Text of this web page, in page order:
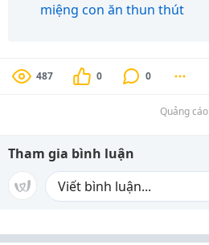
miệng con ăn thun thút
487 0 0
Quảng cáo
Tham gia bình luận